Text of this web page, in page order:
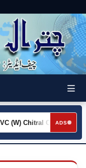
ADS
►
(W) Chitral City